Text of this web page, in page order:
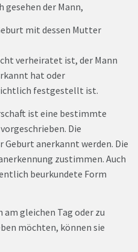
gesehen der Mann,
mit dessen Mutter
verheiratet ist, der Mann
hat oder
festgestellt ist.
ist eine bestimmte
Die
Geburt anerkannt werden. Die
zustimmen. Auch
beurkundete Form
gleichen Tag oder zu
möchten, können sie